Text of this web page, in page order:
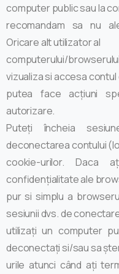
computer public sau la
recomandam sa nu
Oricare alt utilizator al
computerului/
vizualiza si accesa contul
putea face acțiuni
autorizare.
Puteți încheia
deconectarea contului
cookie-urilor. Daca
confidențialitate ale
pur si simplu a
sesiunii dvs. de
utilizați un computer
deconectați si/sau sa
urile atunci când ați